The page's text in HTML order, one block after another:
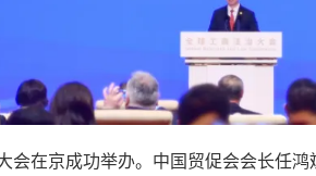
在京成功举办。中国贸促会会长任鸿